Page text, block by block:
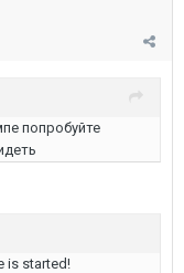
попробуйте
is started!